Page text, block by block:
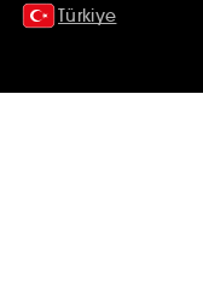
Türkiye